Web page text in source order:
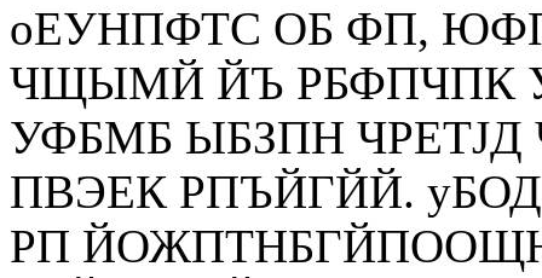
оЕУНПФТС ОБ ФП,
ЧЩЫМЙ ЙЪ РБФПЧПК
УФБМБ ЫБЗПН
ПВЭЕК РПЪЙГЙЙ.
РП